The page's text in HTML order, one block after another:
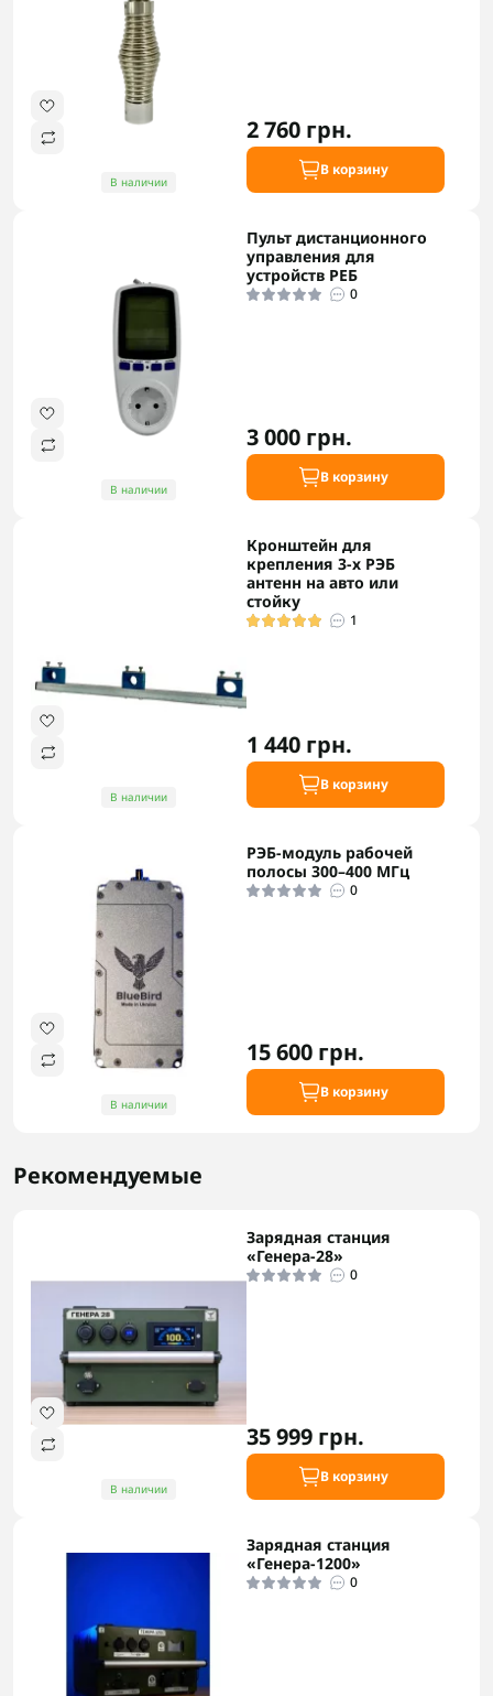
В наличии
2 760 грн.
В корзину
В наличии
Пульт дистанционного
управления для
устройств РЕБ
0
3 000 грн.
В корзину
В наличии
Кронштейн для
крепления 3-х РЭБ
антенн на авто или
стойку
1
1 440 грн.
В корзину
В наличии
РЭБ-модуль рабочей
полосы 300–400 МГц
0
15 600 грн.
В корзину
Рекомендуемые
В наличии
Зарядная станция
«Генера-28»
0
35 999 грн.
В корзину
Зарядная станция
«Генера-1200»
0